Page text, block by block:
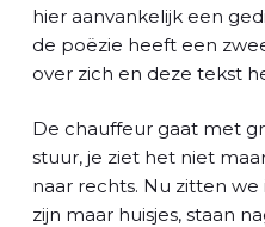
hier aanvankelijk een
de poëzie heeft een
over zich en deze tekst
De chauffeur gaat met
stuur, je ziet het niet
naar rechts. Nu zitten we
zijn maar huisjes, staan